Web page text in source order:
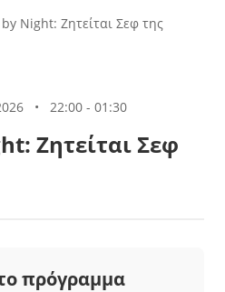
Night: Ζητείται Σεφ της
• 22:00 - 01:30
Ζητείται Σεφ
πρόγραμμα